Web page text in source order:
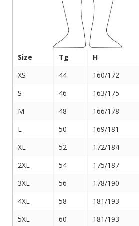
Size Tg H
XS
44 160/172
S
46 163/175
M
48 166/178
L
50 169/181
XL
52 172/184
2XL
54 175/187
3XL
56 178/190
4XL
58 181/193
5XL
60 181/193